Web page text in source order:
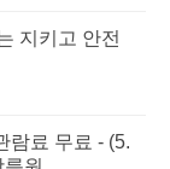
지키고 안전
람료 무료 - (5.